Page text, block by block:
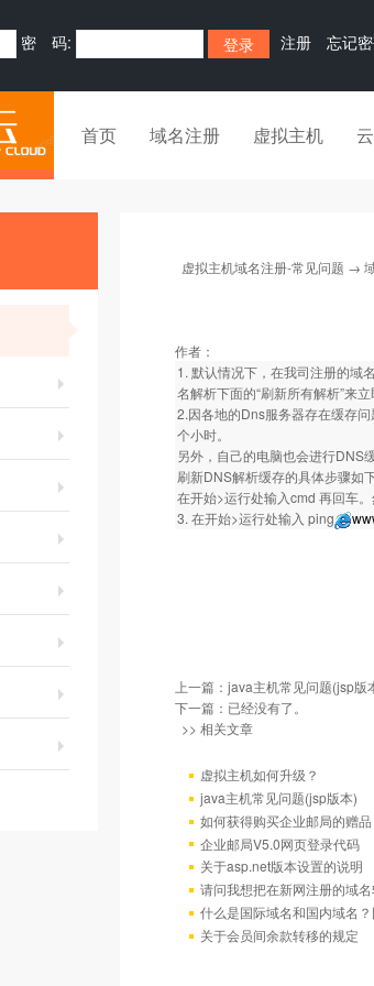
密 码: 注册 忘记
首页 域名注册 虚拟主机
虚拟主机域名注册-常见问题 →
作者：
1. 默认情况下，在我司注册的域
名解析下面的“刷新所有解析”来
2.因各地的Dns服务器存在缓存
个小时。
另外，自己的电脑也会进行DNS
刷新DNS解析缓存的具体步骤如
在开始>运行处输入cmd 再回车
3. 在开始>运行处输入 ping
上一篇： java主机常见问题(jsp版
下一篇：已经没有了。
>> 相关文章
虚拟主机如何升级？
java主机常见问题(jsp版本)
如何获得购买企业邮局的赠品
企业邮局V5.0网页登录代码
关于asp.net版本设置的说明
请问我想把在新网注册的域
什么是国际域名和国内域名
关于会员间余款转移的规定